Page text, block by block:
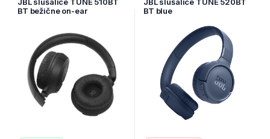
BT bežične on-ear
BT blue